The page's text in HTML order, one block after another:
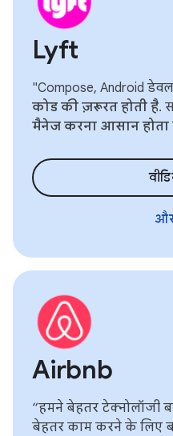
Lyft
"Compose, Android
कोड की ज़रूरत होती है.
मैनेज करना आसान होता
Airbnb
“हमने बेहतर टेक्नोलॉजी
बेहतर काम करने के लिए